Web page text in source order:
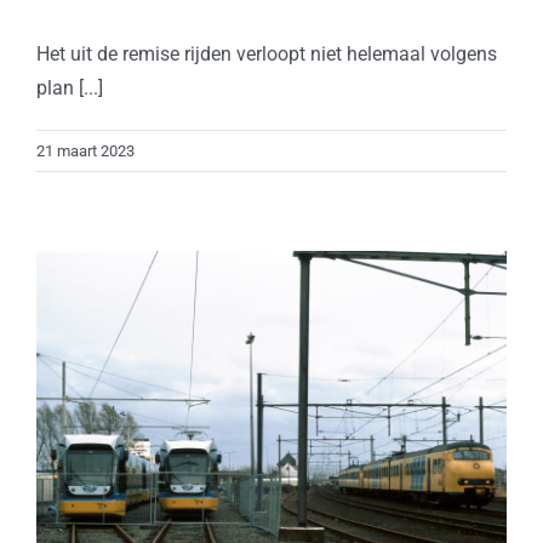
Het uit de remise rijden verloopt niet helemaal volgens
plan [...]
21 maart 2023